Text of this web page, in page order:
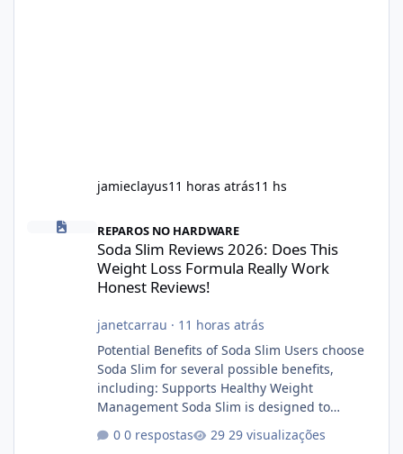
jamieclayus11 horas atrás11 hs
Soda Slim Reviews 2026: Does This Weight Loss Formula Really
REPAROS NO HARDWARE
Soda Slim Reviews 2026: Does This
Weight Loss Formula Really Work
Honest Reviews!
janetcarrau · 11 horas atrás
Potential Benefits of Soda Slim Users choose
Soda Slim for several possible benefits,
including: Supports Healthy Weight
Management Soda Slim is designed to
complement Soda Slim eating and regular
exercise rather than replace them.
0 respostas 29 visualizações